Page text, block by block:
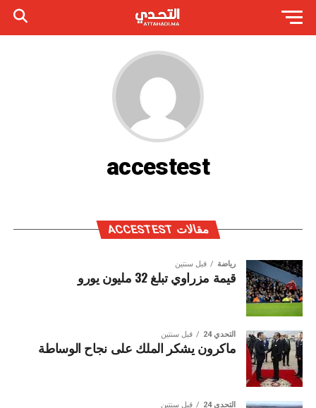
accestest
مقالات ACCESTEST
رياضة قبل سنتين
قيمة مزراوي تبلغ 32 مليون يورو
التحدي 24 قبل سنتين
ماكرون يشكر الملك على نجاح الوساطة
التحدي 24 قبل سنتين